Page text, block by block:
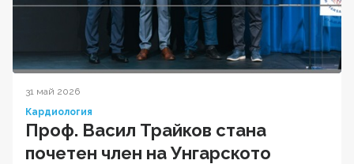
31 май 2026
Кардиология
Проф. Васил Трайков стана
почетен член на Унгарското